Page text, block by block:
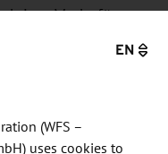
Markt für
Lösungen,
EN
(WFS –
uses cookies to